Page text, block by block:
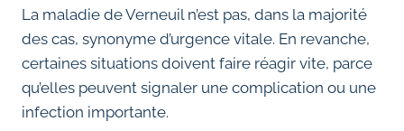
La maladie de Verneuil n’est pas, dans la majorité
des cas, synonyme d’urgence vitale. En revanche,
certaines situations doivent faire réagir vite, parce
qu’elles peuvent signaler une complication ou une
infection importante.